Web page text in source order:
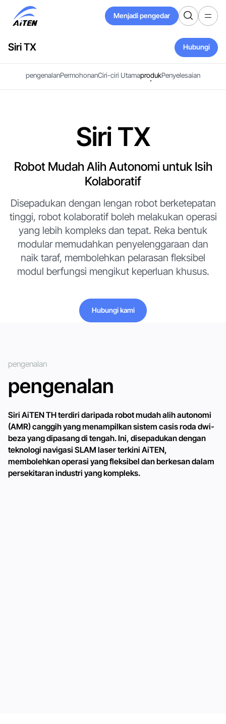
Langkau
Kandungan
Utama
Menjadi pengedar
Menjadi pengedar
Siri TX
Hubungi
Hubungi
pengenalanPermohonanCiri-ciri UtamaprodukPenyelesaian
Siri TX
Robot Mudah Alih Autonomi untuk Isih
Kolaboratif
Disepadukan dengan lengan robot berketepatan
tinggi, robot kolaboratif boleh melakukan operasi
yang lebih kompleks dan tepat. Reka bentuk
modular memudahkan penyelenggaraan dan
naik taraf, membolehkan pelarasan fleksibel
modul berfungsi mengikut keperluan khusus.
Hubungi kami
pengenalan
pengenalan
Siri AiTEN TH terdiri daripada robot mudah alih autonomi
(AMR) canggih yang menampilkan sistem casis roda dwi-
beza yang dipasang di tengah. Ini, disepadukan dengan
teknologi navigasi SLAM laser terkini AiTEN,
membolehkan operasi yang fleksibel dan berkesan dalam
persekitaran industri yang kompleks.